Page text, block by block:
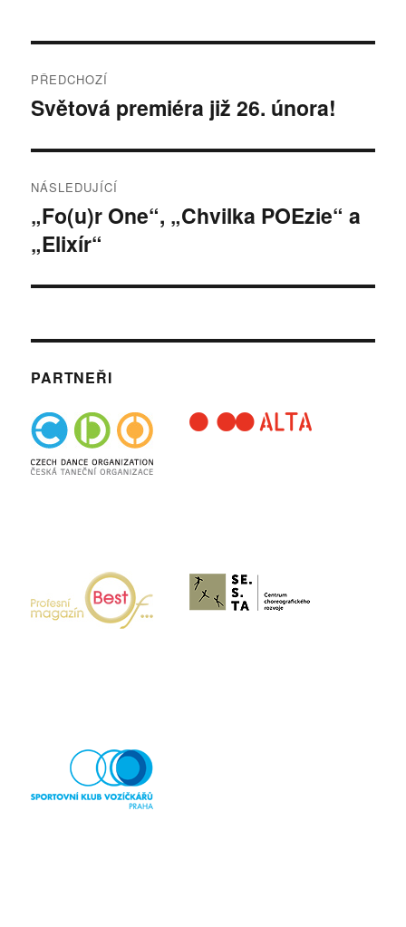
pro
PŘEDCHOZÍ
Předchozí
Světová premiéra již 26. února!
NÁSLEDUJÍCÍ
Následující
příspěvek:
„Fo(u)r One“, „Chvilka POEzie“ a
„Elixír“
PARTNEŘI